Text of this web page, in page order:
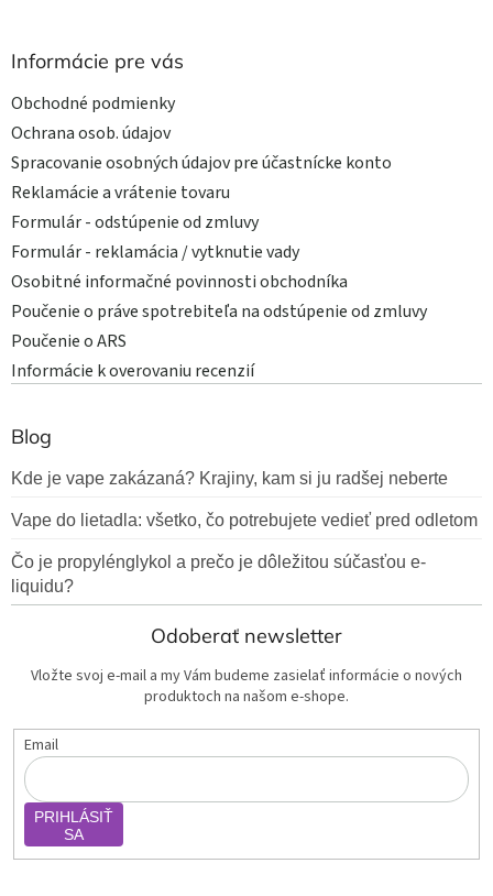
Informácie pre vás
Obchodné podmienky
Ochrana osob. údajov
Spracovanie osobných údajov pre účastnícke konto
Reklamácie a vrátenie tovaru
Formulár - odstúpenie od zmluvy
Formulár - reklamácia / vytknutie vady
Osobitné informačné povinnosti obchodníka
Poučenie o práve spotrebiteľa na odstúpenie od zmluvy
Poučenie o ARS
Informácie k overovaniu recenzií
Blog
Kde je vape zakázaná? Krajiny, kam si ju radšej neberte
Vape do lietadla: všetko, čo potrebujete vedieť pred odletom
Čo je propylénglykol a prečo je dôležitou súčasťou e-
liquidu?
Odoberať newsletter
Vložte svoj e-mail a my Vám budeme zasielať informácie o nových
produktoch na našom e-shope.
Email
PRIHLÁSIŤ
SA